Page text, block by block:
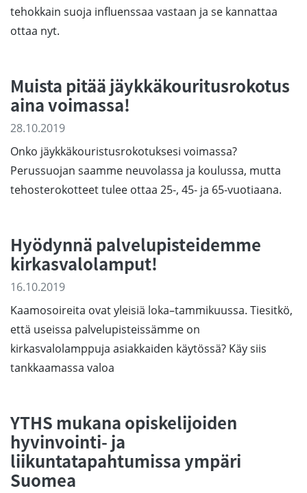
tehokkain suoja influenssaa vastaan ja se kannattaa
ottaa nyt.
Muista pitää jäykkäkouritusrokotus
aina voimassa!
28.10.2019
Onko jäykkäkouristusrokotuksesi voimassa?
Perussuojan saamme neuvolassa ja koulussa, mutta
tehosterokotteet tulee ottaa 25-, 45- ja 65-vuotiaana.
Hyödynnä palvelupisteidemme
kirkasvalolamput!
16.10.2019
Kaamosoireita ovat yleisiä loka–tammikuussa. Tiesitkö,
että useissa palvelupisteissämme on
kirkasvalolamppuja asiakkaiden käytössä? Käy siis
tankkaamassa valoa
YTHS mukana opiskelijoiden
hyvinvointi- ja
liikuntatapahtumissa ympäri
Suomea